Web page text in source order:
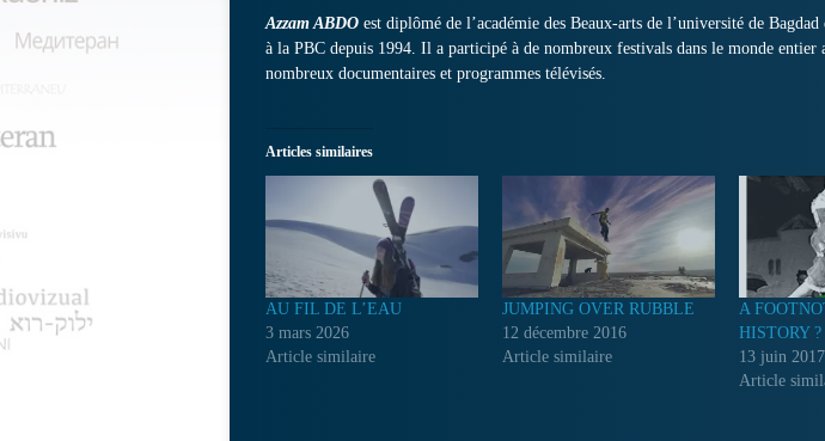
Azzam ABDO est diplômé de l’académie des Beaux-arts de l’université de
à la PBC depuis 1994. Il a participé à de nombreux festivals dans le monde entier
nombreux documentaires et programmes télévisés.
Articles similaires
AU FIL DE L’EAU
3 mars 2026
Article similaire
JUMPING OVER RUBBLE
12 décembre 2016
Article similaire
A
HISTORY ?
13 juin 2017
Article